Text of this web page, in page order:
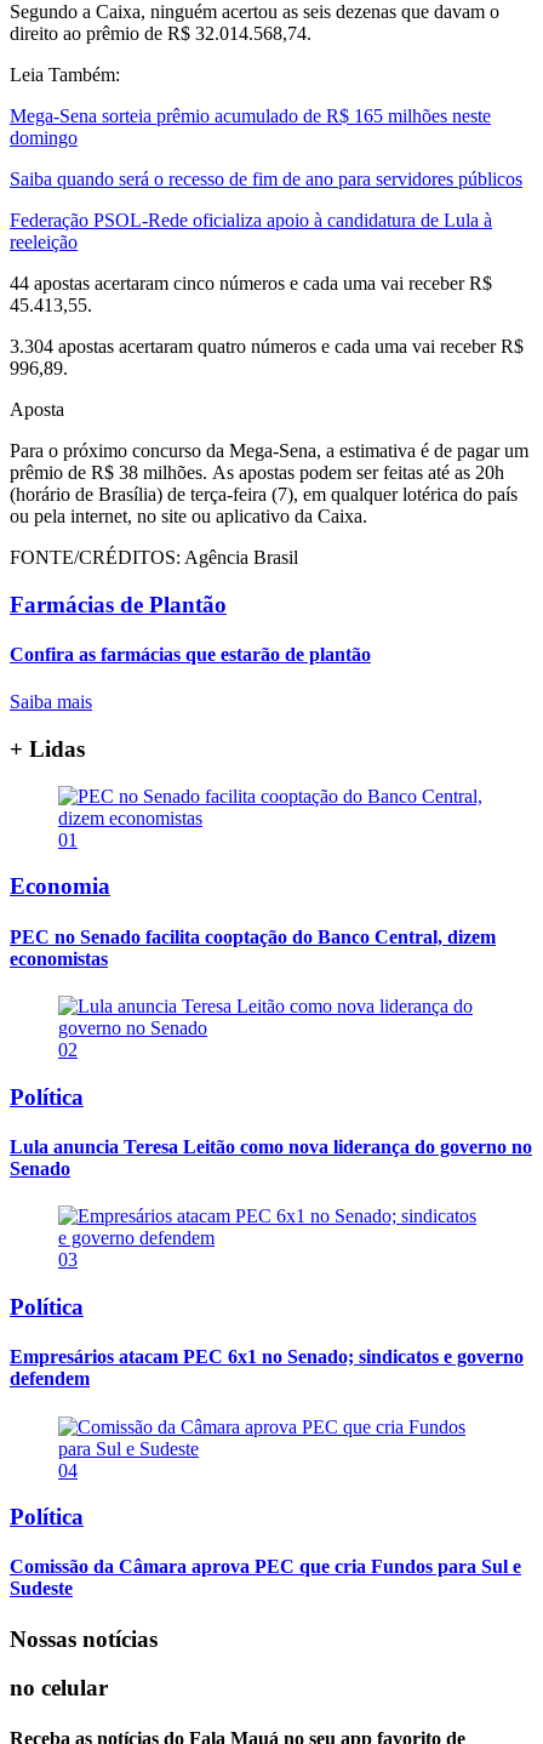
Segundo a Caixa, ninguém acertou as seis dezenas que davam o
direito ao prêmio de R$ 32.014.568,74.
Leia Também:
Mega-Sena sorteia prêmio acumulado de R$ 165 milhões neste
domingo
Saiba quando será o recesso de fim de ano para servidores públicos
Federação PSOL-Rede oficializa apoio à candidatura de Lula à
reeleição
44 apostas acertaram cinco números e cada uma vai receber R$
45.413,55.
3.304 apostas acertaram quatro números e cada uma vai receber R$
996,89.
Aposta
Para o próximo concurso da Mega-Sena, a estimativa é de pagar um
prêmio de R$ 38 milhões. As apostas podem ser feitas até as 20h
(horário de Brasília) de terça-feira (7), em qualquer lotérica do país
ou pela internet, no site ou aplicativo da Caixa.
FONTE/CRÉDITOS: Agência Brasil
Farmácias de Plantão
Confira as farmácias que estarão de plantão
Saiba mais
+ Lidas
01
Economia
PEC no Senado facilita cooptação do Banco Central, dizem
economistas
02
Política
Lula anuncia Teresa Leitão como nova liderança do governo no
Senado
03
Política
Empresários atacam PEC 6x1 no Senado; sindicatos e governo
defendem
04
Política
Comissão da Câmara aprova PEC que cria Fundos para Sul e
Sudeste
Nossas notícias
no celular
Receba as notícias do Fala Mauá no seu app favorito de